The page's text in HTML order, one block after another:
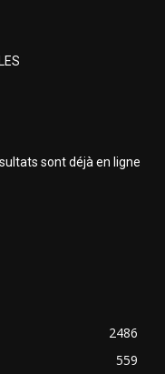
sont déjà en ligne
2486
559